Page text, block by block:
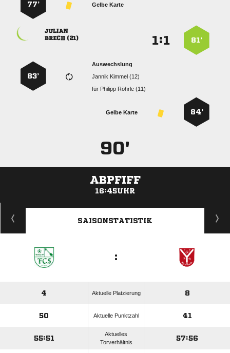
Gelbe Karte
77’
81’
:

 
Auswechslung
  
für   
83’
84’
Gelbe Karte
90'
ABPFIFF
16:45UHR
ANZEIGE
SAISONSTATISTIK
:
4 Aktuelle Platzierung 8
50 Aktuelle Punktzahl 41
55:51
Aktuelles
Torverhältnis
57:56